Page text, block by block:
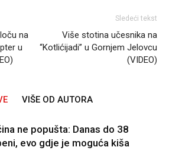
na
u
Sledeći tekst
Više stotina učesnika na
“Kotlićijadi” u Gornjem Jelovcu
(VIDEO)
VIŠE OD AUTORA
ne popušta: Danas do 38
evo gdje je moguća kiša